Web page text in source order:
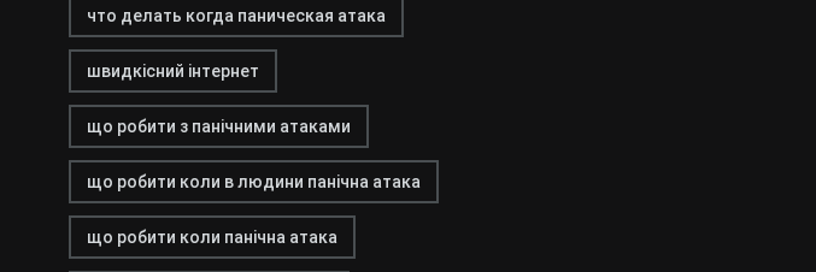
что делать когда паническая атака
швидкісний інтернет
що робити з панічними атаками
що робити коли в людини панічна атака
що робити коли панічна атака